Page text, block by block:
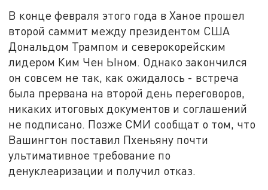
В конце февраля этого года в Ханое прошел
второй саммит между президентом США
Дональдом Трампом и северокорейским
лидером Ким Чен Ыном. Однако закончился
он совсем не так, как ожидалось - встреча
была прервана на второй день переговоров,
никаких итоговых документов и соглашений
не подписано. Позже СМИ сообщат о том, что
Вашингтон поставил Пхеньяну почти
ультимативное требование по
денуклеаризации и получил отказ.